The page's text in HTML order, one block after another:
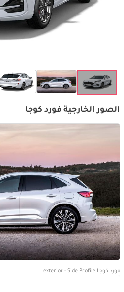
الصور الخارجية فورد كوجا
فورد كوجا exterior - Side Profile